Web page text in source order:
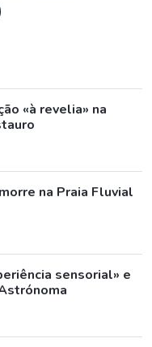
«à revelia» na
na Praia Fluvial
sensorial» e